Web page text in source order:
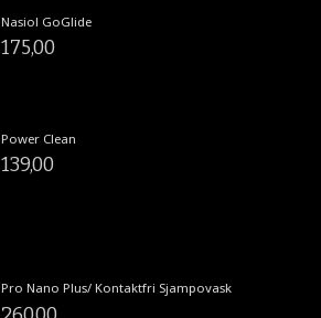
Nasiol GoGlide
175,00
Power Clean
139,00
Pro Nano Plus/ Kontaktfri Sjampovask